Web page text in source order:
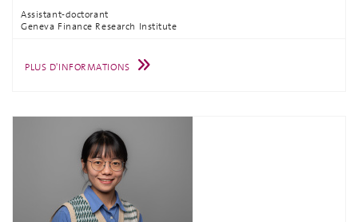
Assistant-doctorant
Geneva Finance Research Institute
PLUS D'INFORMATIONS